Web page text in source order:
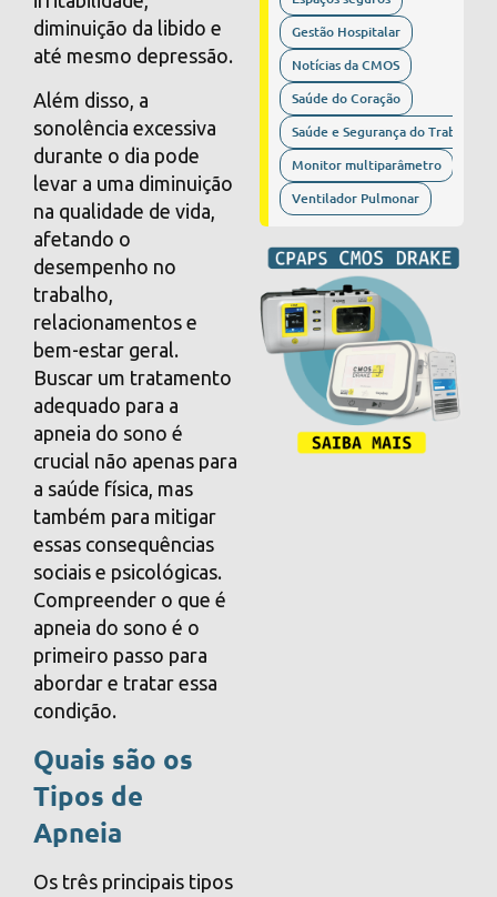
diminuição da libido e
até mesmo depressão.
Além disso, a
sonolência excessiva
durante o dia pode
levar a uma diminuição
na qualidade de vida,
afetando o
desempenho no
trabalho,
relacionamentos e
bem-estar geral.
Buscar um tratamento
adequado para a
apneia do sono é
crucial não apenas para
a saúde física, mas
também para mitigar
essas consequências
sociais e psicológicas.
Compreender o que é
apneia do sono é o
primeiro passo para
abordar e tratar essa
condição.
Quais são os
Tipos de
Apneia
Os três principais tipos
Gestão Hospitalar
Notícias da CMOS
Saúde do Coração
Saúde e Segurança do Trabalho
Monitor multiparâmetro
Ventilador Pulmonar